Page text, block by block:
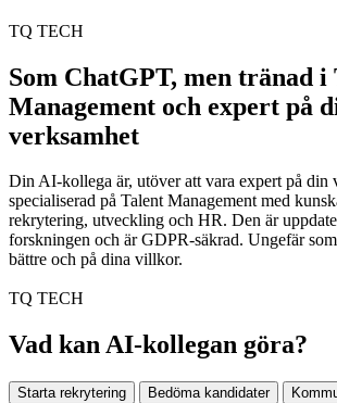
TQ TECH
Som ChatGPT, men tränad i
Management och expert på
verksamhet
Din AI-kollega är, utöver att vara expert på din
specialiserad på Talent Management med
rekrytering, utveckling och HR. Den är
forskningen och är GDPR-säkrad. Ungefär
bättre och på dina villkor.
TQ TECH
Vad kan AI-kollegan göra?
Starta rekrytering Bedöma kandidater